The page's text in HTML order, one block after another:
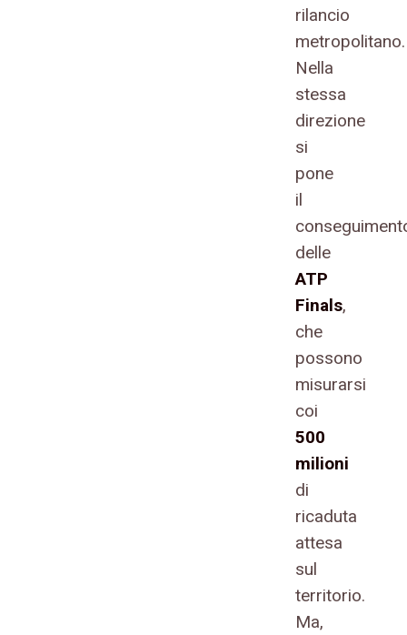
rilancio
metropolitano.
Nella
stessa
direzione
si
pone
il
delle
ATP
Finals,
che
possono
misurarsi
coi
500
milioni
di
ricaduta
attesa
sul
territorio.
Ma,